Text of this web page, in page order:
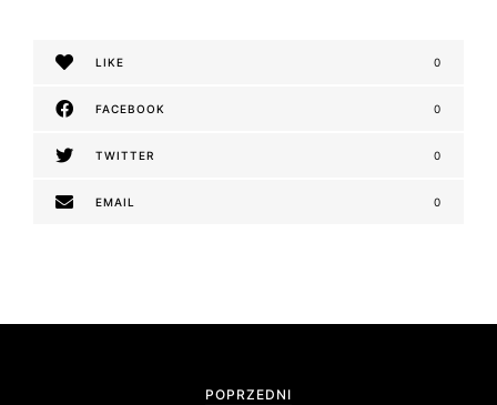
LIKE 0
FACEBOOK 0
TWITTER 0
EMAIL 0
POPRZEDNI